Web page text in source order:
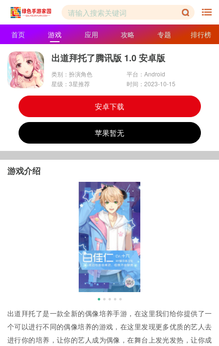
首页 游戏 应用 攻略 专题 排行榜
出道拜托了腾讯版 1.0 安卓版
类别：扮演角色
平台：Android
星级：3星推荐
时间：2023-10-15
安卓下载
苹果暂无
游戏介绍
出道拜托了是一款全新的偶像培养手游，在这里我们给你提供了一
个可以进行不同的偶像培养的游戏，在这里发现更多优质的艺人去
进行你的培养，让你的艺人成为偶像，在舞台上发光发热，让你成